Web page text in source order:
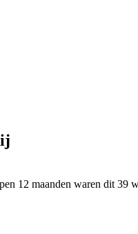
12 maanden waren dit 39